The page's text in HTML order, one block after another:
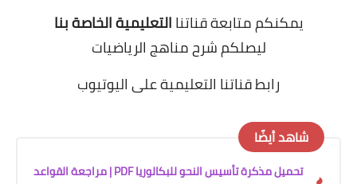
يمكنكم متابعة قناتناالتعليمية الخاصة بنا
ليصلكم شرح مناهج الرياضيات
رابط قناتنا التعليمية على اليوتيوب
شاهد أيضًا
تحميل مذكرة تأسيس النحو للبكالوريا PDF | مراجعة القواعد